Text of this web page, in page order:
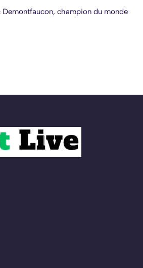
champion du monde